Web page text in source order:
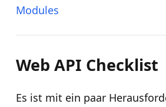
Modules
Web API Checklist
Es ist mit ein paar